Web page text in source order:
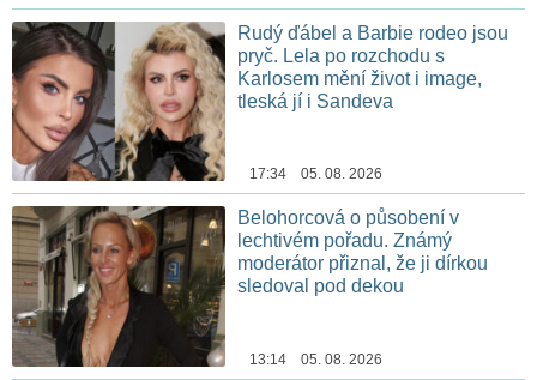
Rudý ďábel a Barbie rodeo jsou
pryč. Lela po rozchodu s
Karlosem mění život i image,
tleská jí i Sandeva
17:34 05. 08. 2026
Belohorcová o působení v
lechtivém pořadu. Známý
moderátor přiznal, že ji dírkou
sledoval pod dekou
13:14 05. 08. 2026